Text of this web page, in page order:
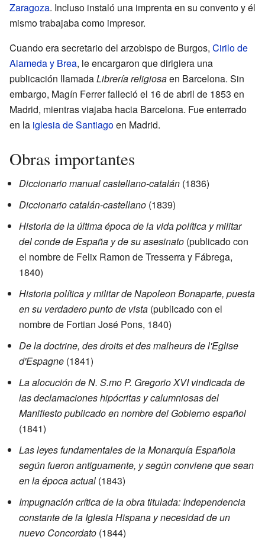
Zaragoza. Incluso instaló una imprenta en su convento y él
mismo trabajaba como impresor.
Cuando era secretario del arzobispo de Burgos, Cirilo de
Alameda y Brea, le encargaron que dirigiera una
publicación llamadaLibrería religiosaen Barcelona. Sin
embargo, Magín Ferrer falleció el 16 de abril de 1853 en
Madrid, mientras viajaba hacia Barcelona. Fue enterrado
en la iglesia de Santiagoen Madrid.
Obras importantes
Diccionario manual castellano-catalán (1836)
Diccionario catalán-castellano (1839)
Historia de la última época de la vida política y militar
del conde de España y de su asesinato (publicado con
el nombre de Felix Ramon de Tresserra y Fábrega,
1840)
Historia política y militar de Napoleon Bonaparte, puesta
en su verdadero punto de vista (publicado con el
nombre de Fortian José Pons, 1840)
De la doctrine, des droits et des malheurs de l'Eglise
d'Espagne (1841)
La alocución de N. S.mo P. Gregorio XVI vindicada de
las declamaciones hipócritas y calumniosas del
Manifiesto publicado en nombre del Gobierno español
(1841)
Las leyes fundamentales de la Monarquía Española
según fueron antiguamente, y según conviene que sean
en la época actual (1843)
Impugnación crítica de la obra titulada: Independencia
constante de la Iglesia Hispana y necesidad de un
nuevo Concordato (1844)